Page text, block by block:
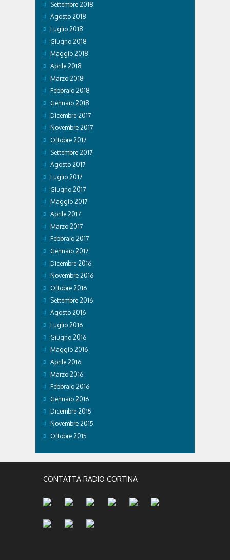
Settembre 2018
Agosto 2018
Luglio 2018
Giugno 2018
Maggio 2018
Aprile 2018
Marzo 2018
Febbraio 2018
Gennaio 2018
Dicembre 2017
Novembre 2017
Ottobre 2017
Settembre 2017
Agosto 2017
Luglio 2017
Giugno 2017
Maggio 2017
Aprile 2017
Marzo 2017
Febbraio 2017
Gennaio 2017
Dicembre 2016
Novembre 2016
Ottobre 2016
Settembre 2016
Agosto 2016
Luglio 2016
Giugno 2016
Maggio 2016
Aprile 2016
Marzo 2016
Febbraio 2016
Gennaio 2016
Dicembre 2015
Novembre 2015
Ottobre 2015
CONTATTA RADIO CORTINA